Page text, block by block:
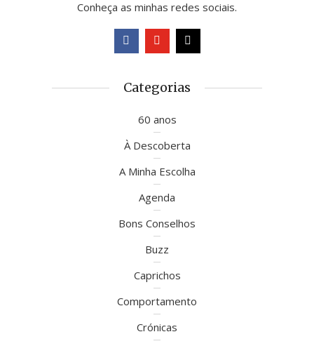
Conheça as minhas redes sociais.
Categorias
60 anos
À Descoberta
A Minha Escolha
Agenda
Bons Conselhos
Buzz
Caprichos
Comportamento
Crónicas